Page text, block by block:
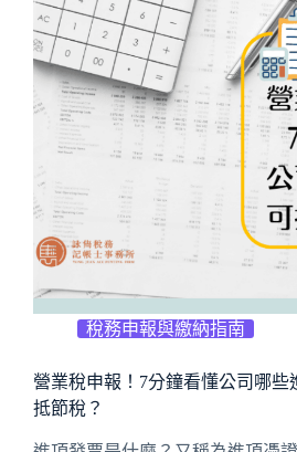
稅務申報與繳納指南
營業稅申報！7分鐘看懂公司哪些
抵節稅？